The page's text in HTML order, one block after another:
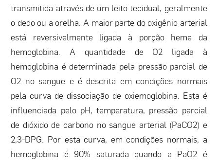
transmitida através de um leito tecidual, geralmente
o dedo ou a orelha. A maior parte do oxigênio arterial
está reversivelmente ligada à porção heme da
hemoglobina. A quantidade de O2 ligada à
hemoglobina é determinada pela pressão parcial de
O2 no sangue e é descrita em condições normais
pela curva de dissociação de oxiemoglobina. Esta é
influenciada pelo pH, temperatura, pressão parcial
de dióxido de carbono no sangue arterial (PaCO2) e
2,3-DPG. Por esta curva, em condições normais, a
hemoglobina é 90% saturada quando a PaO2 é